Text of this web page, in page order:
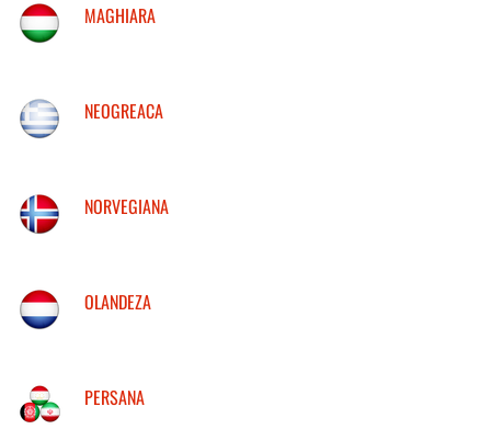
MAGHIARA
NEOGREACA
NORVEGIANA
OLANDEZA
PERSANA